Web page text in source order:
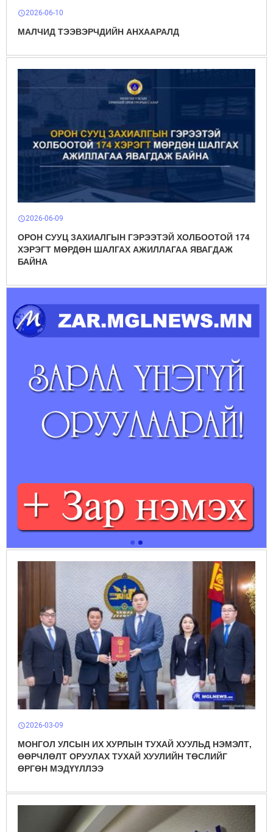
schedule2026-06-10
МАЛЧИД ТЭЭВЭРЧДИЙН АНХААРАЛД
schedule2026-06-09
ОРОН СУУЦ ЗАХИАЛГЫН ГЭРЭЭТЭЙ ХОЛБООТОЙ 174
ХЭРЭГТ МӨРДӨН ШАЛГАХ АЖИЛЛАГАА ЯВАГДАЖ
БАЙНА
schedule2026-03-09
МОНГОЛ УЛСЫН ИХ ХУРЛЫН ТУХАЙ ХУУЛЬД НЭМЭЛТ,
ӨӨРЧЛӨЛТ ОРУУЛАХ ТУХАЙ ХУУЛИЙН ТӨСЛИЙГ
ӨРГӨН МЭДҮҮЛЛЭЭ